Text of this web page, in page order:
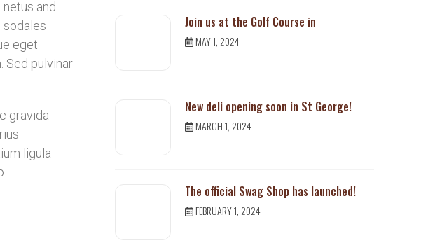
and
sodales
eget
Sed pulvinar
gravida
ligula
Join us at the Golf Course in
MAY 1, 2024
New deli opening soon in St George!
MARCH 1, 2024
The official Swag Shop has launched!
FEBRUARY 1, 2024